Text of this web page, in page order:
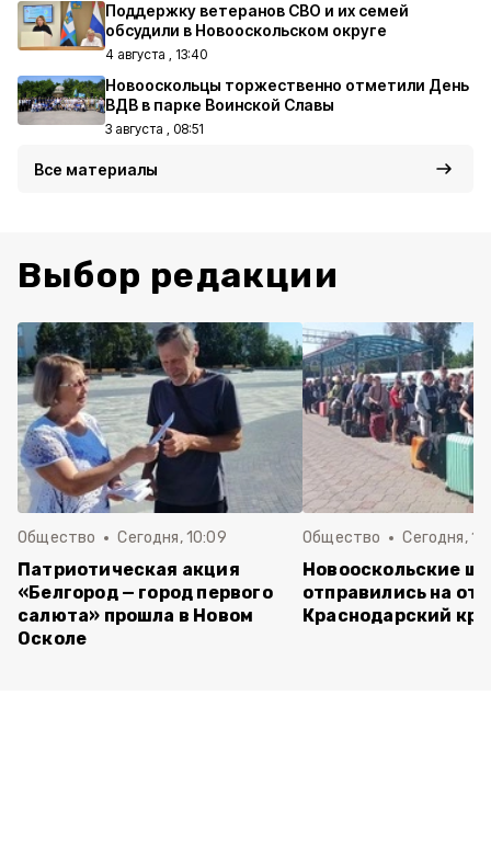
Поддержку ветеранов СВО и их семей
обсудили в Новооскольском округе
4 августа , 13:40
Новооскольцы торжественно отметили День
ВДВ в парке Воинской Славы
3 августа , 08:51
Все материалы
Выбор редакции
Общество Сегодня, 10:09
Патриотическая акция
«Белгород — город первого
салюта» прошла в Новом
Осколе
Общество Сегодня,
Новооскольские
отправились на
Краснодарский